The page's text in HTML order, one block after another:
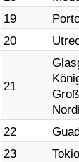
19
20
21
22
23